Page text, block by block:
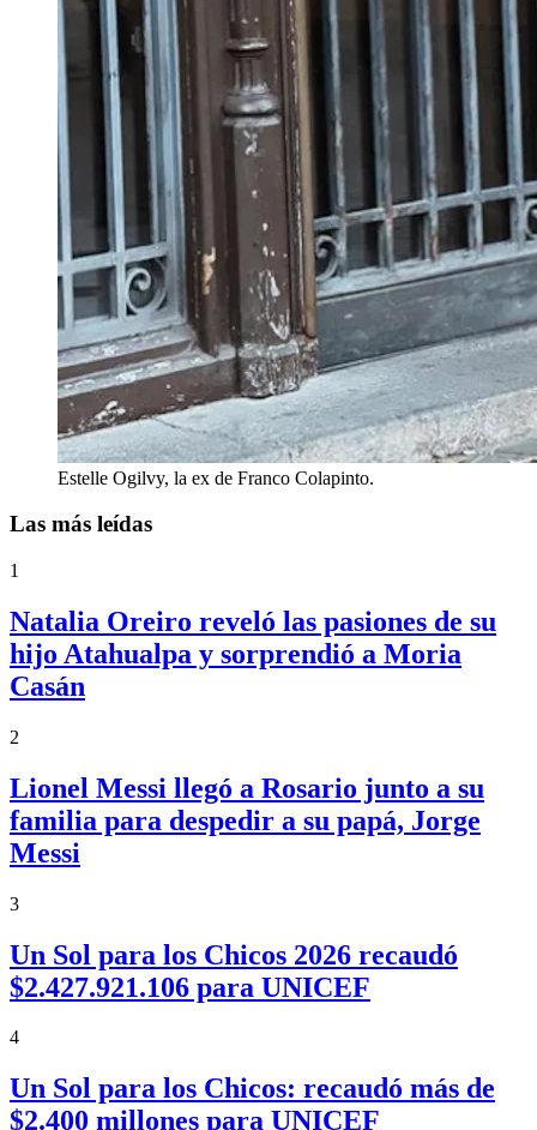
Estelle Ogilvy, la ex de Franco Colapinto.
Las más leídas
1
Natalia Oreiro reveló las pasiones de su
hijo Atahualpa y sorprendió a Moria
Casán
2
Lionel Messi llegó a Rosario junto a su
familia para despedir a su papá, Jorge
Messi
3
Un Sol para los Chicos 2026 recaudó
$2.427.921.106 para UNICEF
4
Un Sol para los Chicos: recaudó más de
$2.400 millones para UNICEF